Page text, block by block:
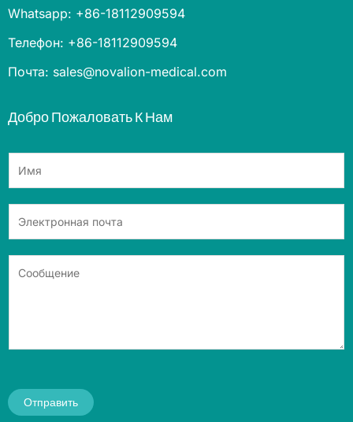
Whatsapp: +86-18112909594
Телефон: +86-18112909594
Почта: sales@novalion-medical.com
Добро Пожаловать К Нам
Отправить